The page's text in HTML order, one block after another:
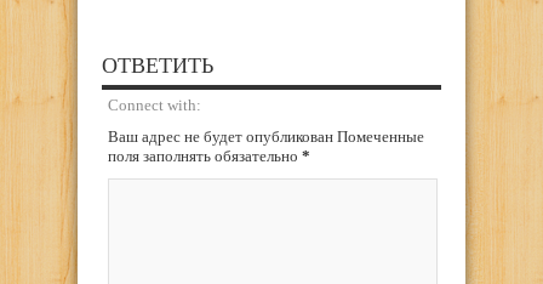
ОТВЕТИТЬ
Connect with:
Ваш адрес не будет опубликован Помеченные
поля заполнять обязательно *